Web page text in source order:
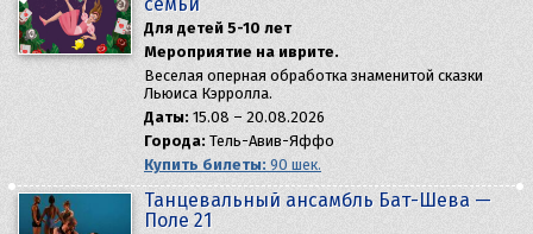
Для детей 5-10 лет
Мероприятие на иврите.
Веселая оперная обработка знаменитой сказки
Льюиса Кэрролла.
Даты: 15.08 – 20.08.2026
Города: Тель-Авив-Яффо
Купить билеты: 90 шек.
Танцевальный ансамбль Бат-Шева —
Поле 21